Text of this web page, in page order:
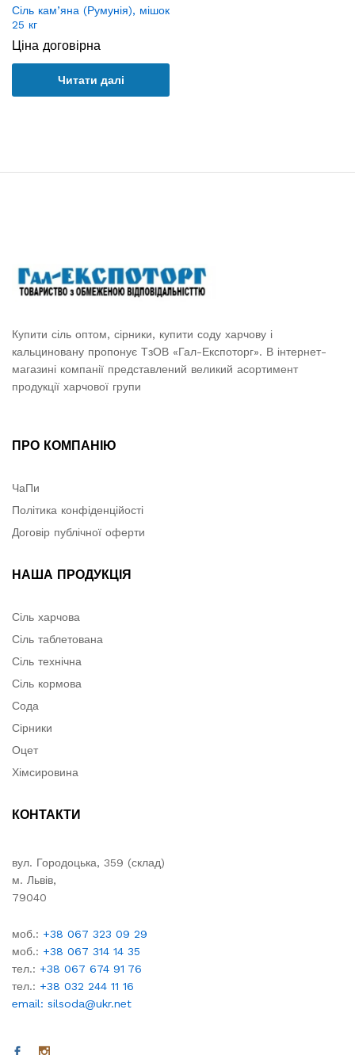
Сіль кам’яна (Румунія), мішок
25 кг
Ціна договірна
Читати далі
Купити сіль оптом, сірники, купити соду харчову і
кальциновану пропонує ТзОВ «Гал-Експоторг». В інтернет-
магазині компанії представлений великий асортимент
продукції харчової групи
ПРО КОМПАНІЮ
ЧаПи
Політика конфіденційості
Договір публічної оферти
НАША ПРОДУКЦІЯ
Сіль харчова
Сіль таблетована
Сіль технічна
Сіль кормова
Сода
Сірники
Оцет
Хімсировина
КОНТАКТИ
вул. Городоцька, 359 (склад)
м. Львів,
79040
моб.: +38 067 323 09 29
моб.: +38 067 314 14 35
тел.: +38 067 674 91 76
тел.: +38 032 244 11 16
email: silsoda@ukr.net